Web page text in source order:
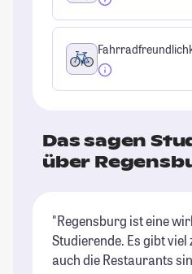
Das sagen
über
"Regensburg ist eine
Studierende. Es gibt
auch die Restaurants